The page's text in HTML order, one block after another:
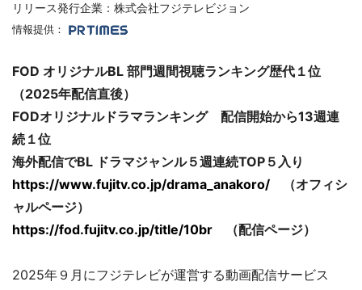
リリース発行企業：株式会社フジテレビジョン
情報提供：
FOD オリジナルBL 部門週間視聴ランキング歴代１位
（2025年配信直後）
FODオリジナルドラマランキング 配信開始から13週連
続１位
海外配信でBL ドラマジャンル５週連続TOP５入り
https://www.fujitv.co.jp/drama_anakoro/ （オフィシ
ャルページ）
https://fod.fujitv.co.jp/title/10br （配信ページ）
2025年９月にフジテレビが運営する動画配信サービス